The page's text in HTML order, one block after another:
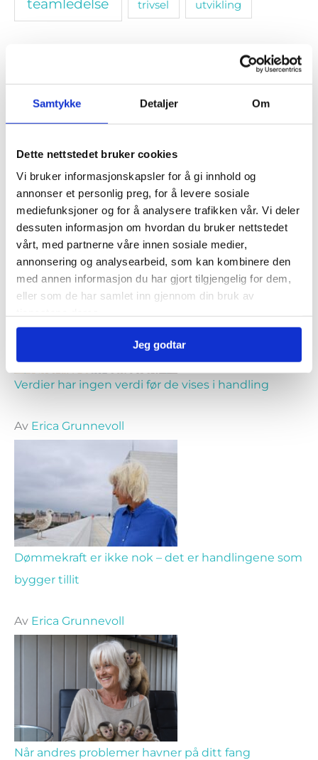
Samtykke Detaljer Om
Dette nettstedet bruker cookies
Vi bruker informasjonskapsler for å gi innhold og
annonser et personlig preg, for å levere sosiale
mediefunksjoner og for å analysere trafikken vår. Vi deler
dessuten informasjon om hvordan du bruker nettstedet
vårt, med partnerne våre innen sosiale medier,
annonsering og analysearbeid, som kan kombinere den
med annen informasjon du har gjort tilgjengelig for dem,
eller som de har samlet inn gjennom din bruk av
Jeg godtar
trivsel utvikling
Rydd hodet for mentalt støv
Av Lene Fjellheim
Verdier har ingen verdi før de vises i handling
Av Erica Grunnevoll
Dømmekraft er ikke nok – det er handlingene som
bygger tillit
Av Erica Grunnevoll
Når andres problemer havner på ditt fang